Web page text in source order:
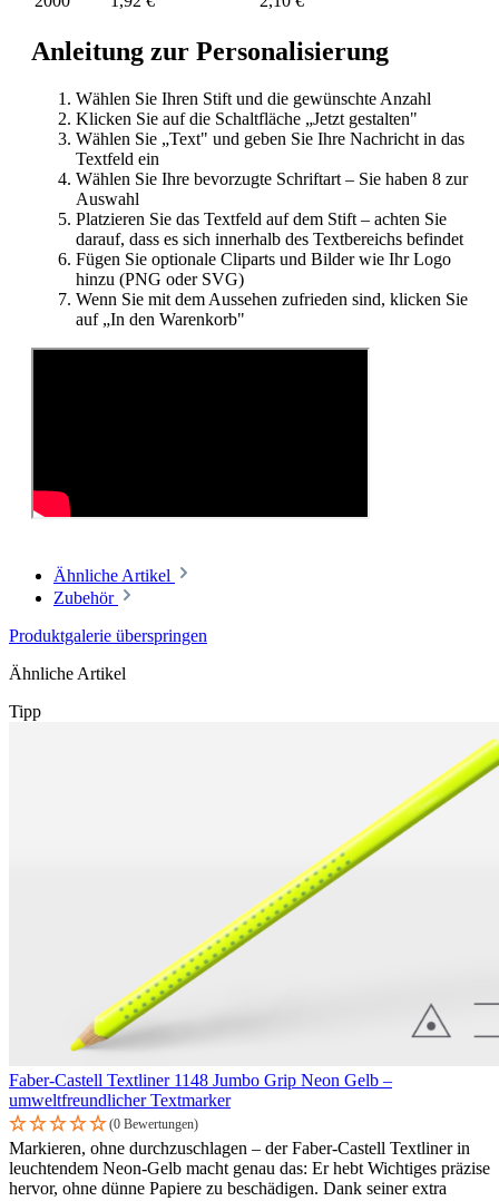
Anleitung zur Personalisierung
Wählen Sie Ihren Stift und die gewünschte Anzahl
Klicken Sie auf die Schaltfläche „Jetzt gestalten"
Wählen Sie „Text" und geben Sie Ihre Nachricht in das
Textfeld ein
Wählen Sie Ihre bevorzugte Schriftart – Sie haben 8 zur
Auswahl
Platzieren Sie das Textfeld auf dem Stift – achten Sie
darauf, dass es sich innerhalb des Textbereichs befindet
Fügen Sie optionale Cliparts und Bilder wie Ihr Logo
hinzu (PNG oder SVG)
Wenn Sie mit dem Aussehen zufrieden sind, klicken Sie
auf „In den Warenkorb"
Ähnliche Artikel
Zubehör
Produktgalerie überspringen
Ähnliche Artikel
Tipp
Faber-Castell Textliner 1148 Jumbo Grip Neon Gelb –
umweltfreundlicher Textmarker
(0 Bewertungen)
Markieren, ohne durchzuschlagen – der Faber-Castell Textliner in
leuchtendem Neon-Gelb macht genau das: Er hebt Wichtiges präzise
hervor, ohne dünne Papiere zu beschädigen. Dank seiner extra